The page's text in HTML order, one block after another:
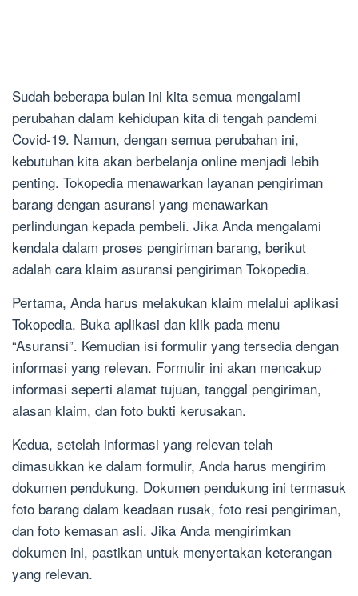
Sudah beberapa bulan ini kita semua mengalami
perubahan dalam kehidupan kita di tengah pandemi
Covid-19. Namun, dengan semua perubahan ini,
kebutuhan kita akan berbelanja online menjadi lebih
penting. Tokopedia menawarkan layanan pengiriman
barang dengan asuransi yang menawarkan
perlindungan kepada pembeli. Jika Anda mengalami
kendala dalam proses pengiriman barang, berikut
adalah cara klaim asuransi pengiriman Tokopedia.
Pertama, Anda harus melakukan klaim melalui aplikasi
Tokopedia. Buka aplikasi dan klik pada menu
“Asuransi”. Kemudian isi formulir yang tersedia dengan
informasi yang relevan. Formulir ini akan mencakup
informasi seperti alamat tujuan, tanggal pengiriman,
alasan klaim, dan foto bukti kerusakan.
Kedua, setelah informasi yang relevan telah
dimasukkan ke dalam formulir, Anda harus mengirim
dokumen pendukung. Dokumen pendukung ini termasuk
foto barang dalam keadaan rusak, foto resi pengiriman,
dan foto kemasan asli. Jika Anda mengirimkan
dokumen ini, pastikan untuk menyertakan keterangan
yang relevan.